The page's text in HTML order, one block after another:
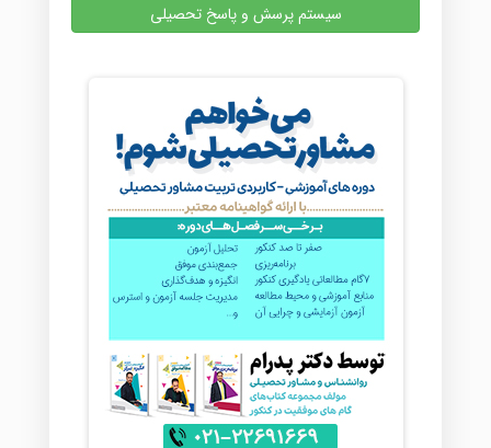
سیستم پرسش و پاسخ تحصیلی